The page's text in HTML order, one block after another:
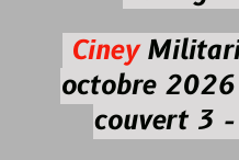
Ciney
octobre 2026
couvert 3